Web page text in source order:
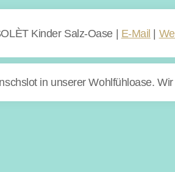
Kinder Salz-Oase| E-Mail |
in unserer Wohlfühloase.